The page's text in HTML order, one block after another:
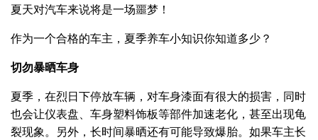
夏天对汽车来说将是一场噩梦！
作为一个合格的车主，夏季养车小知识你知道多少？
切勿暴晒车身
夏季，在烈日下停放车辆，对车身漆面有很大的损害，同时
也会让仪表盘、车身塑料饰板等部件加速老化，甚至出现龟
裂现象。另外，长时间暴晒还有可能导致爆胎。如果车主长